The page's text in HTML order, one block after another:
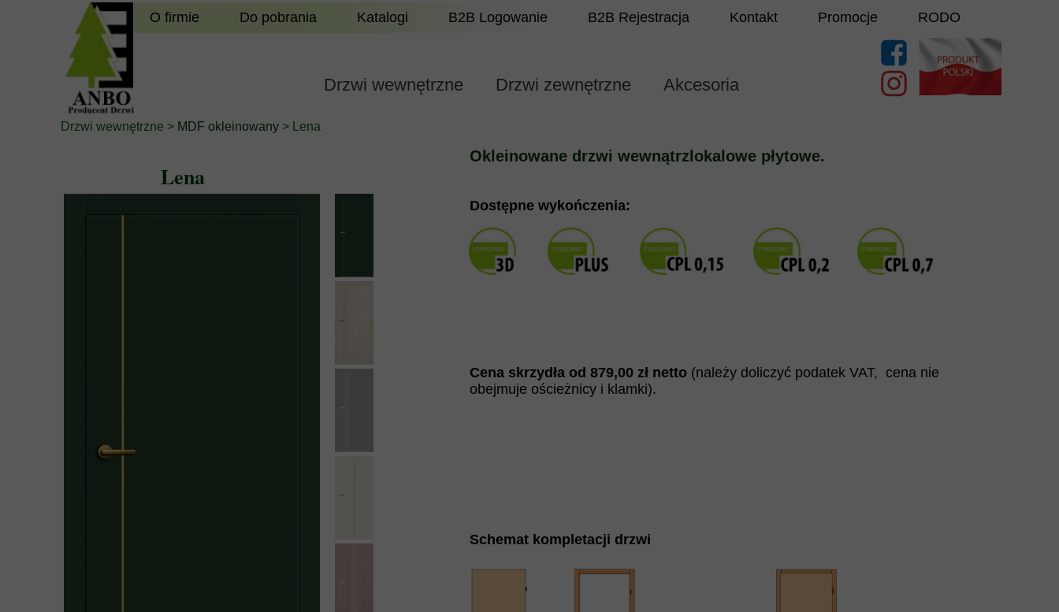
Drzwi wewnętrzne Drzwi zewnętrzne Akcesoria
O firmie Do pobrania Katalogi B2B Logowanie B2B Rejestracja Kontakt Promocje RODO
Drzwi wewnętrzne > MDF okleinowany > Lena
Schemat kompletacji drzwi
Dostępne wykończenia:
Cena skrzydła od 879,00 zł netto (należy doliczyć podatek VAT, cena nie
obejmuje ościeżnicy i klamki).
Okleinowane drzwi wewnątrzlokalowe płytowe.
Lena